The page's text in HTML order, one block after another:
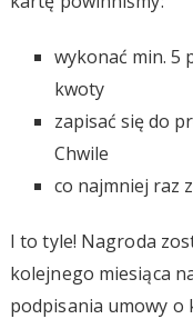
wykonać min. 5
kwoty
zapisać się do
Chwile
co najmniej raz
I to tyle! Nagroda
kolejnego miesiąca
podpisania umowy o